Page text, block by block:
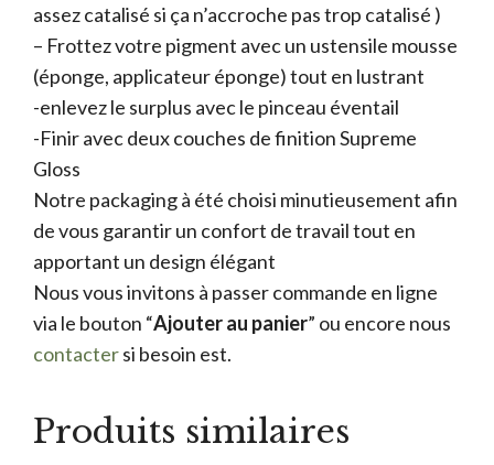
assez catalisé si ça n’accroche pas trop catalisé )
– Frottez votre pigment avec un ustensile mousse
(éponge, applicateur éponge) tout en lustrant
-enlevez le surplus avec le pinceau éventail
-Finir avec deux couches de finition Supreme
Gloss
Notre packaging à été choisi minutieusement afin
de vous garantir un confort de travail tout en
apportant un design élégant
Nous vous invitons à passer commande en ligne
via le bouton “Ajouter au panier” ou encore nous
contactersi besoin est.
Produits similaires